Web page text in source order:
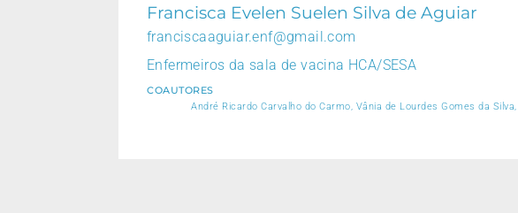
Francisca Evelen Suelen Silva de Aguiar
franciscaaguiar.enf@gmail.com
Enfermeiros da sala de vacina HCA/SESA
COAUTORES
André Ricardo Carvalho do Carmo, Vânia de Lourdes Gomes da